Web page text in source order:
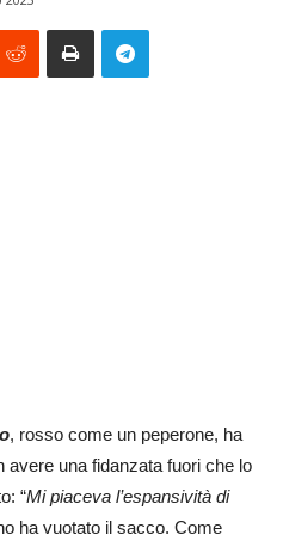
, rosso come un peperone, ha
avere una fidanzata fuori che lo
“Mi piaceva l’espansività di
ha vuotato il sacco. Come